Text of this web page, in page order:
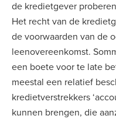
de kredietgever
Het recht van de
de voorwaarden van de
leenovereenkomst.
een boete voor te late
meestal een relatief
kredietverstrekkers
kunnen brengen, die